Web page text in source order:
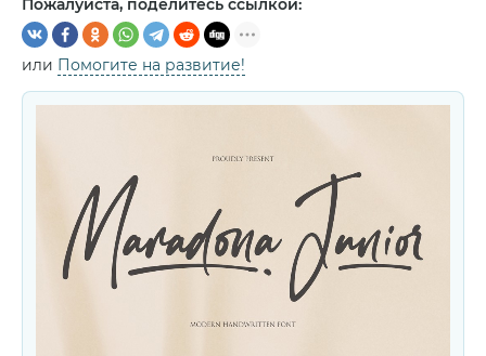
Пожалуйста, поделитесь ссылкой:
или Помогите на развитие!